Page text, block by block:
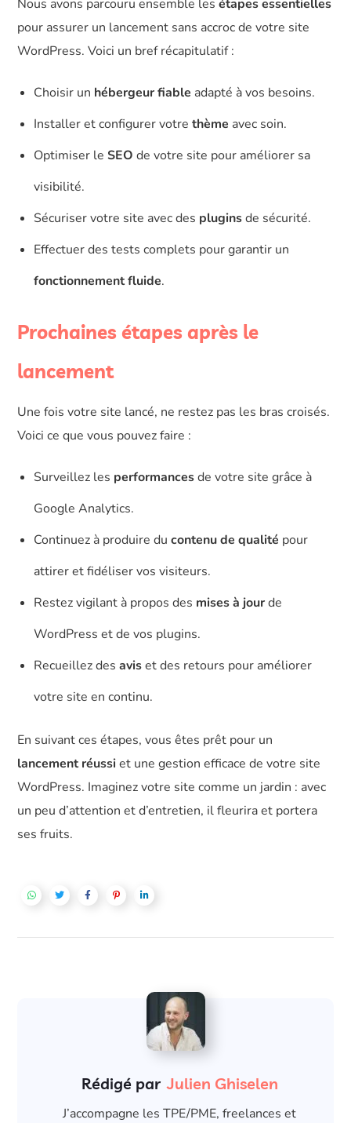
Nous avons parcouru ensemble lesétapes essentielles
pour assurer un lancement sans accroc de votre site
WordPress. Voici un bref récapitulatif :
Choisir un hébergeur fiable adapté à vos besoins.
Installer et configurer votrethème avec soin.
Optimiser leSEO de votre site pour améliorer sa
visibilité.
Sécuriser votre site avec des pluginsde sécurité.
Effectuer des tests complets pour garantir un
fonctionnement fluide.
Prochaines étapes après le
lancement
Une fois votre site lancé, ne restez pas les bras croisés.
Voici ce que vous pouvez faire :
Surveillez les performancesde votre site grâce à
Google Analytics.
Continuez à produire ducontenu de qualité pour
attirer et fidéliser vos visiteurs.
Restez vigilant à propos des mises à jourde
WordPress et de vos plugins.
Recueillez desaviset des retours pour améliorer
votre site en continu.
En suivant ces étapes, vous êtes prêt pour un
lancement réussiet une gestion efficace de votre site
WordPress. Imaginez votre site comme un jardin : avec
un peu d’attention et d’entretien, il fleurira et portera
ses fruits.
Rédigé par Julien Ghiselen
J’accompagne les TPE/PME, freelances et